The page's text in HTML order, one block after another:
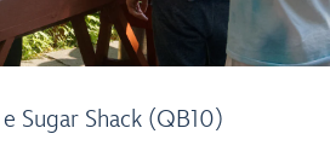
Sugar Shack (QB10)